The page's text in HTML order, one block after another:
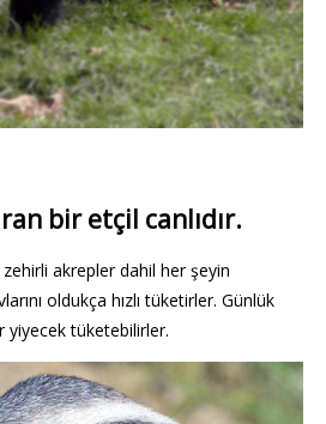
bir etçil canlıdır.
zehirli akrepler dahil her şeyin
oldukça hızlı tüketirler. Günlük
yiyecek tüketebilirler.